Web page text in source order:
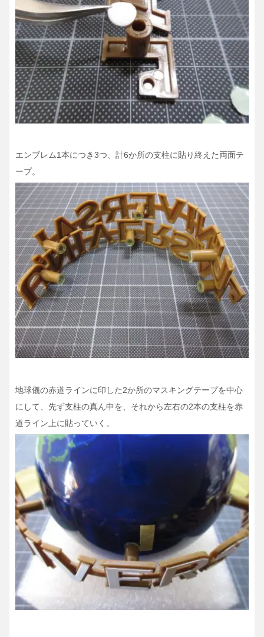
エンブレム1本につき3つ、計6か所の支柱に貼り終えた両面テ
ープ。
地球儀の赤道ラインに印した2か所のマスキングテープを中心
にして、先ず支柱の真ん中を、それから左右の2本の支柱を赤
道ライン上に貼っていく。